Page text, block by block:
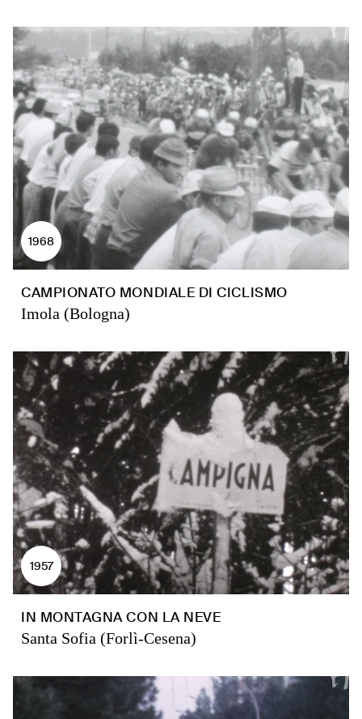
1968
CAMPIONATO MONDIALE DI CICLISMO
Imola (Bologna)
1957
IN MONTAGNA CON LA NEVE
Santa Sofia (Forlì-Cesena)